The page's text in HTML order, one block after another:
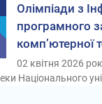
Олімпіади з
програмного
комп’ютерної
02 квітня 2026
Національного